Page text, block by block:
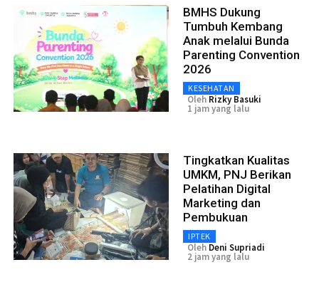
BMHS Dukung
Tumbuh Kembang
Anak melalui Bunda
Parenting Convention
2026
KESEHATAN
Oleh Rizky Basuki
1 jam yang lalu
Tingkatkan Kualitas
UMKM, PNJ Berikan
Pelatihan Digital
Marketing dan
Pembukuan
IPTEK
Oleh Deni Supriadi
2 jam yang lalu